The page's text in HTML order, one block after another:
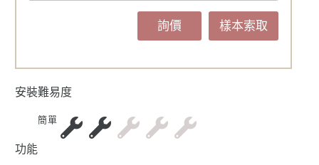
詢價 樣本索取
安裝難易度
簡單
功能